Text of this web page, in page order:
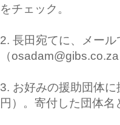
をチェック。
2. 長田宛てに、メー
（
3. お好みの援助団体
円）。寄付した団体